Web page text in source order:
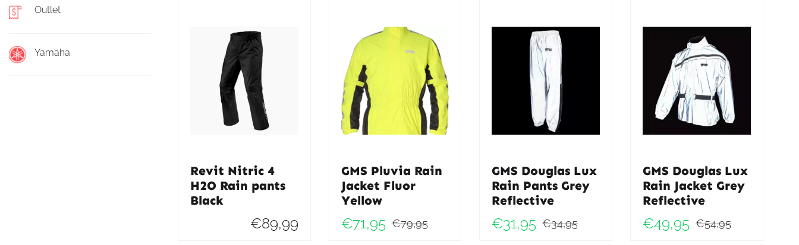
Outlet
Yamaha
Revit Nitric 4
H2O Rain pants
Black
€89,99
GMS Pluvia Rain
Jacket Fluor
Yellow
€79,95
Oorspronkelijke
€71,95
Huidige
GMS Douglas Lux
Rain Pants Grey
Reflective
€34,95
Oorspronkelijke
€31,95
Huidige
GMS Douglas Lux
Rain Jacket Grey
Reflective
€54,95
€49,95